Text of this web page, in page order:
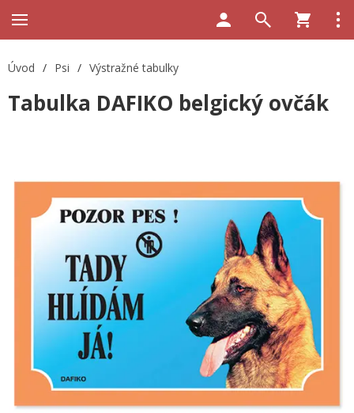
Úvod / Psi / Výstražné tabulky
Tabulka DAFIKO belgický ovčák